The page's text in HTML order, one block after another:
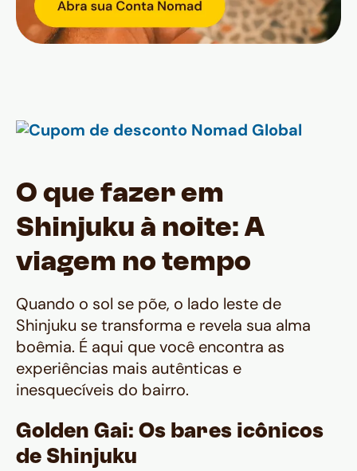
O que fazer em
Shinjuku à noite: A
viagem no tempo
Quando o sol se põe, o lado leste de
Shinjuku se transforma e revela sua alma
boêmia. É aqui que você encontra as
experiências mais autênticas e
inesquecíveis do bairro.
Golden Gai: Os bares icônicos
de Shinjuku